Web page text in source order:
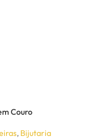
Couro
, Bijutaria